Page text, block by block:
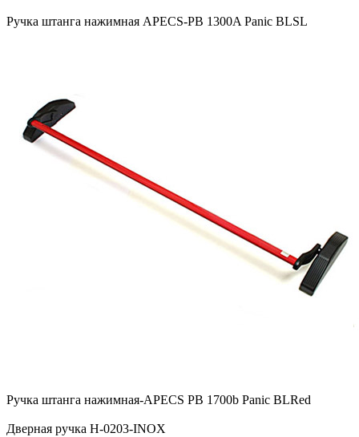
Ручка штанга нажимная APECS-PB 1300A Panic BLSL
Ручка штанга нажимная-APECS PB 1700b Panic BLRed
Дверная ручка H-0203-INOX